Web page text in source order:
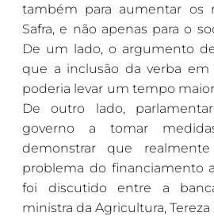
também para aumentar os
Safra, e não apenas para o
De um lado, o argumento
que a inclusão da verba
poderia levar um tempo
De outro lado,
governo a tomar
demonstrar que
problema do financiamento
foi discutido entre a
ministra da Agricultura, Tereza